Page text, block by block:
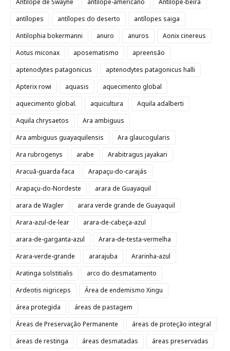
Antílope de Swayne
antílope-americano
Antílope-beira
antílopes
antílopes do deserto
antílopes saiga
Antilophia bokermanni
anuro anuros
Aonix cinereus
Aotus miconax
aposematismo
apreensão
aptenodytes patagonicus
aptenodytes patagonicus halli
Apterix rowi
aquasis
aquecimento global
aquecimento global.
aquicultura
Aquila adalberti
Aquila chrysaetos
Ara ambiguus
Ara ambiguus guayaquilensis
Ara glaucogularis
Ara rubrogenys
arabe
Arabitragus jayakari
Aracuã-guarda-faca
Arapaçu-do-carajás
Arapaçu-do-Nordeste
arara de Guayaquil
arara de Wagler
arara verde grande de Guayaquil
Arara-azul-de-lear
arara-de-cabeça-azul
arara-de-garganta-azul
Arara-de-testa-vermelha
Arara-verde-grande
ararajuba
Ararinha-azul
Aratinga solstitialis
arco do desmatamento
Ardeotis nigriceps
Área de endemismo Xingu
área protegida
áreas de pastagem
Áreas de Preservação Permanente
áreas de proteção integral
áreas de restinga
áreas desmatadas
áreas preservadas